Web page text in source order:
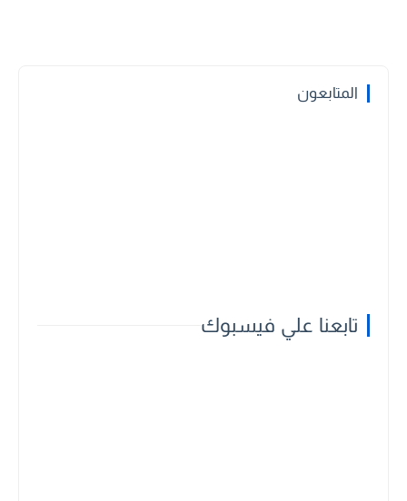
المتابعون
تابعنا علي فيسبوك